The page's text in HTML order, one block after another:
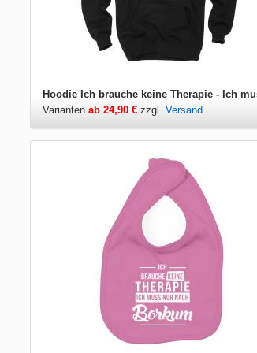
Varianten ab 24,90 € zzgl. Versand